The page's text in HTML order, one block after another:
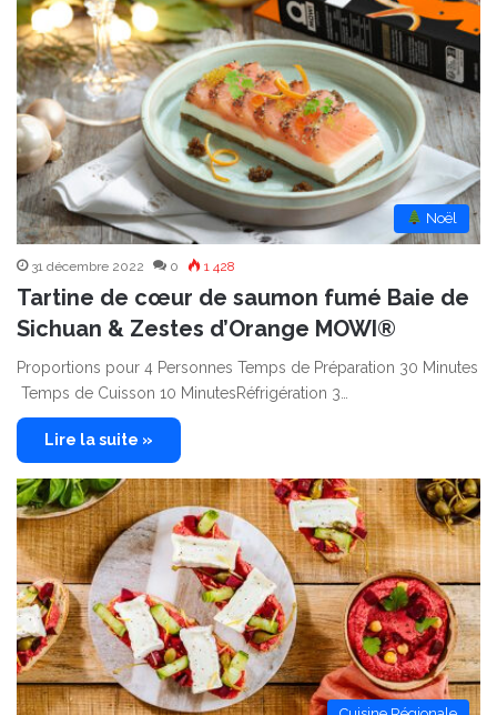
︎ Noël
31 décembre 2022 0 1 428
Tartine de cœur de saumon fumé Baie de
Sichuan & Zestes d’Orange MOWI®
Proportions pour 4 Personnes Temps de Préparation 30 Minutes
Temps de Cuisson 10 MinutesRéfrigération 3…
Lire la suite »